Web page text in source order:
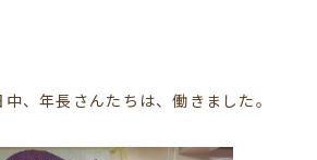
中、年長さんたちは、働きました。